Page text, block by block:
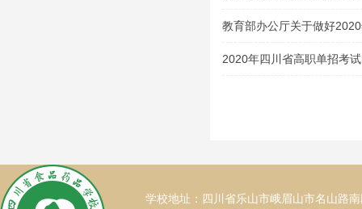
教育部办公厅关于做好
的通知
2020年四川省高职单招考
学校地址：四川省乐山市峨眉山市名山路